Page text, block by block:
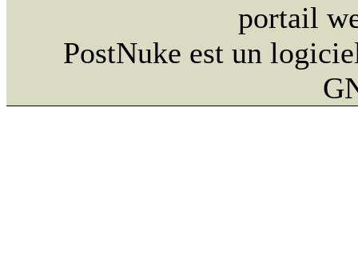
portail
PostNuke est un